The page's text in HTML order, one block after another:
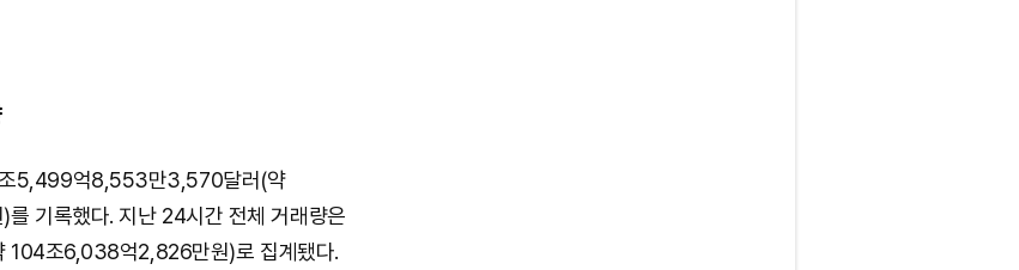
조5,499억8,553만3,570달러(약
기록했다. 지난 24시간 전체 거래량은
조6,038억2,826만원)로 집계됐다.